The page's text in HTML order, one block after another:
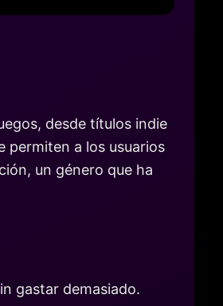
desde títulos indie
permiten a los usuarios
un género que ha
gastar demasiado.